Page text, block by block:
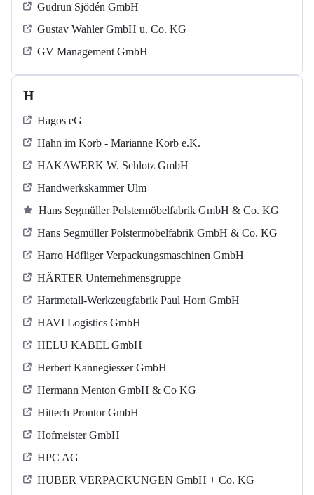
Gudrun Sjödén GmbH
Gustav Wahler GmbH u. Co. KG
GV Management GmbH
H
Hagos eG
Hahn im Korb - Marianne Korb e.K.
HAKAWERK W. Schlotz GmbH
Handwerkskammer Ulm
Hans Segmüller Polstermöbelfabrik GmbH & Co. KG
Hans Segmüller Polstermöbelfabrik GmbH & Co. KG
Harro Höfliger Verpackungsmaschinen GmbH
HÄRTER Unternehmensgruppe
Hartmetall-Werkzeugfabrik Paul Horn GmbH
HAVI Logistics GmbH
HELU KABEL GmbH
Herbert Kannegiesser GmbH
Hermann Menton GmbH & Co KG
Hittech Prontor GmbH
Hofmeister GmbH
HPC AG
HUBER VERPACKUNGEN GmbH + Co. KG